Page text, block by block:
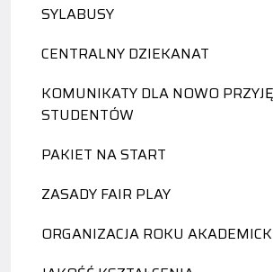
SYLABUSY
CENTRALNY DZIEKANAT
KOMUNIKATY DLA NOWO
STUDENTÓW
PAKIET NA START
ZASADY FAIR PLAY
ORGANIZACJA ROKU